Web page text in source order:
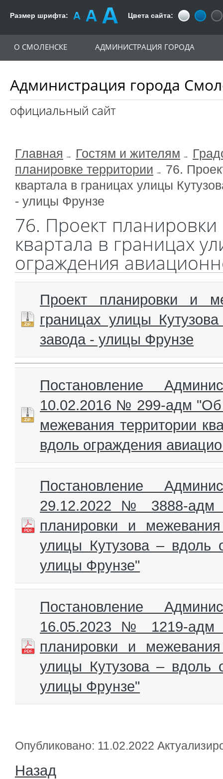
Размер шрифта: Цвета сайта:
Администрация города
официальный сайт
О СМОЛЕНСКЕ АДМИНИСТРАЦИЯ ГОРОДА
Главная Гостям и жителям
планировке территории
76.
квартала в границах улицы
- улицы Фрунзе
76. Проект
квартала в границах
ограждения
Проект планировки и
границах улицы
завода - улицы Фрунзе
Постановление
10.02.2016 № 299-адм "Об
межевания территории
вдоль ограждения
Постановление
29.12.2022 № 3888-адм
планировки и
улицы Кутузова – вдоль
улицы Фрунзе"
Постановление
16.05.2023 № 1219-адм
планировки и
улицы Кутузова – вдоль
улицы Фрунзе"
Опубликовано: 11.02.2022
Назад